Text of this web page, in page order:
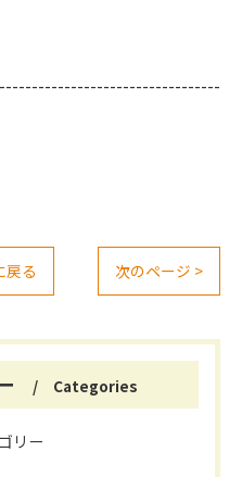
戻る 次のページ >
Categories
リー